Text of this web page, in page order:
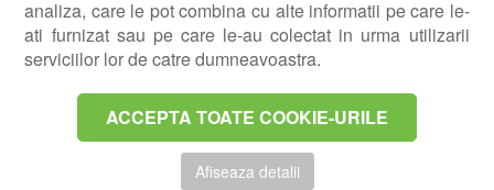
analiza, care le pot combina cu alte informatii pe care le-
ati furnizat sau pe care le-au colectat in urma utilizarii
serviciilor lor de catre dumneavoastra.
ACCEPTA TOATE COOKIE-URILE
Afiseaza detalii
fiecare ridicare pacientul isi poate relaxa musculatura
2-3 secunde.